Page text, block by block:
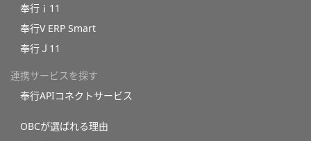
奉行ｉ11
奉行V ERP Smart
奉行Ｊ11
連携サービスを探す
奉行APIコネクトサービス
OBCが選ばれる理由